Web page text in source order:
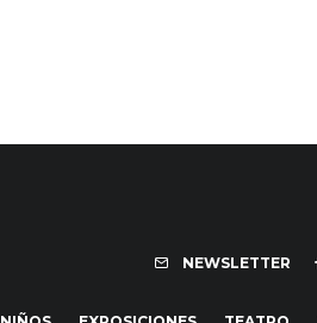
NEWSLETTER